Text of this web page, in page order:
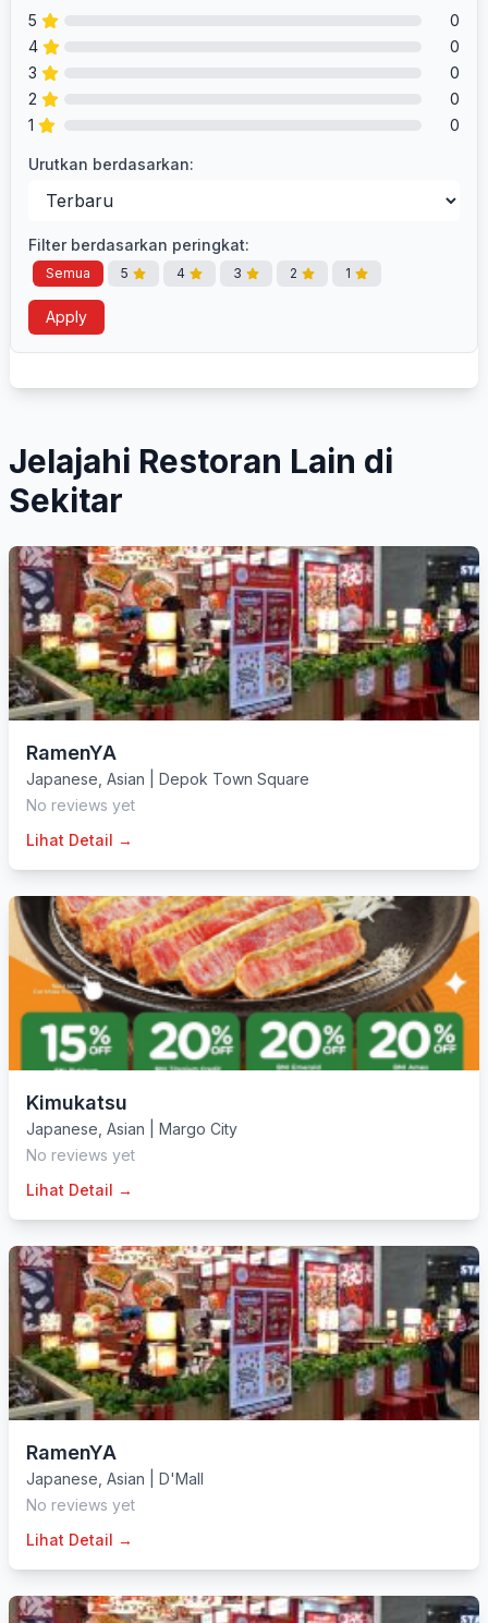
5
0
4
0
3
0
2
0
1
0
Urutkan berdasarkan:
Filter berdasarkan peringkat:
Semua 5 4 3 2 1
Apply
Jelajahi Restoran Lain di
Sekitar
RamenYA
Japanese Asian
Depok Town Square
No reviews yet
Lihat Detail →
Kimukatsu
Japanese Asian
Margo City
No reviews yet
Lihat Detail →
RamenYA
Japanese Asian
D'Mall
No reviews yet
Lihat Detail →